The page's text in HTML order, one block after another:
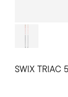
SWIX TRIAC